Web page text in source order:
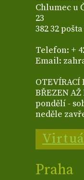
Chlumec u
23
382 32
Telefon: +
Email:
OTEVÍRACÍ
BŘEZEN AŽ
pondělí -
neděle
Praha